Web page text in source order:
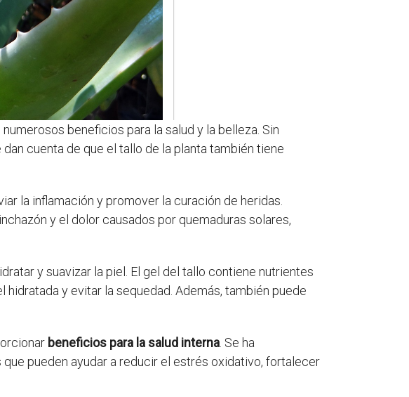
beneficios para la salud y la belleza. Sin
cuenta de que el tallo de la planta también tiene
la inflamación y promover la curación de heridas.
y el dolor causados ​​por quemaduras solares,
y suavizar la piel. El gel del tallo contiene nutrientes
y evitar la sequedad. Además, también puede
beneficios para la salud interna . Se ha
pueden ayudar a reducir el estrés oxidativo, fortalecer